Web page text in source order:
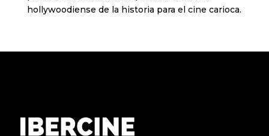
hollywoodiense de la historia para el cine carioca.